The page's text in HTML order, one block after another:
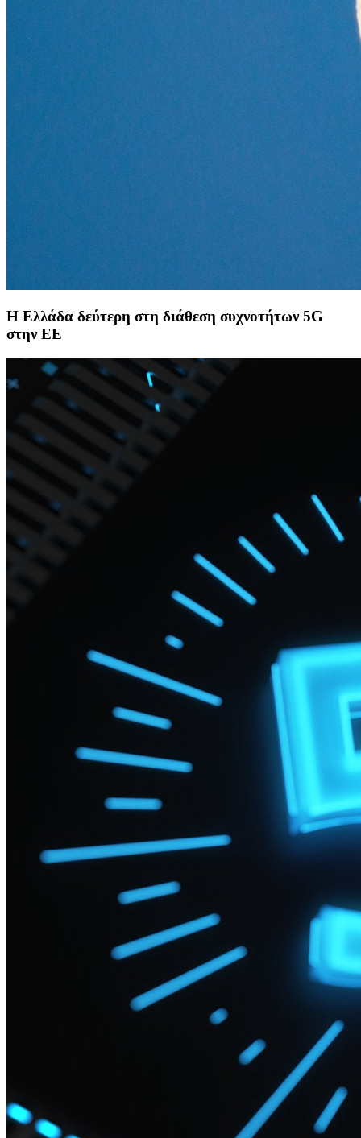
Η Ελλάδα δεύτερη στη διάθεση συχνοτήτων 5G
στην ΕΕ